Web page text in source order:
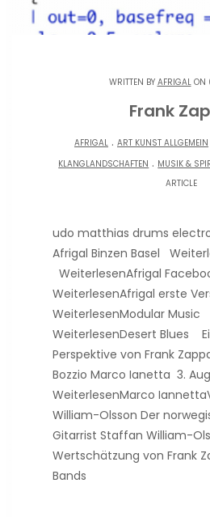
WRITTEN BY AFRIGALON
Frank
AFRIGAL . ART KUNST ALLGEMEIN
KLANGLANDSCHAFTEN . MUSIK &
ARTICLE
udo matthias drums
Afrigal Binzen Basel
WeiterlesenAfrigal
WeiterlesenAfrigal erste
WeiterlesenModular Music
WeiterlesenDesert Blues
Perspektive von Frank
Bozzio Marco Ianetta 3.
WeiterlesenMarco
William-Olsson Der
Gitarrist Staffan William-
Wertschätzung von Frank
Bands